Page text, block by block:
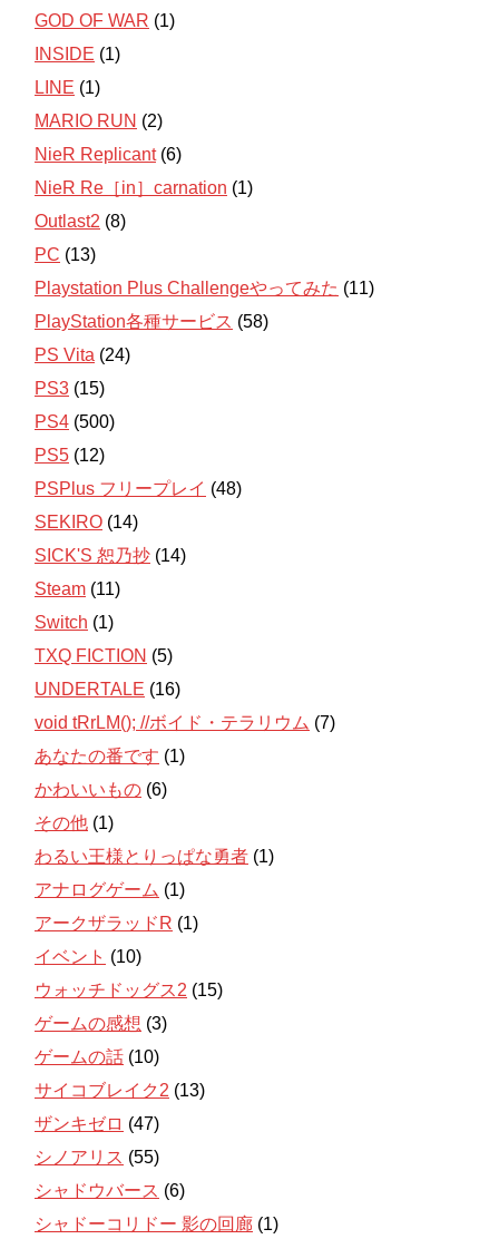
GOD OF WAR (1)
INSIDE (1)
LINE (1)
MARIO RUN (2)
NieR Replicant(6)
NieR Re［in］carnation (1)
Outlast2 (8)
PC (13)
Playstation Plus Challengeやってみた (11)
PlayStation各種サービス (58)
PS Vita (24)
PS3 (15)
PS4 (500)
PS5 (12)
PSPlus フリープレイ (48)
SEKIRO (14)
SICK'S 恕乃抄 (14)
Steam (11)
Switch (1)
TXQ FICTION (5)
UNDERTALE (16)
void tRrLM(); //ボイド・テラリウム (7)
あなたの番です (1)
かわいいもの (6)
その他 (1)
わるい王様とりっぱな勇者 (1)
アナログゲーム (1)
アークザラッドR (1)
イベント (10)
ウォッチドッグス2 (15)
ゲームの感想 (3)
ゲームの話 (10)
サイコブレイク2 (13)
ザンキゼロ (47)
シノアリス (55)
シャドウバース (6)
シャドーコリドー 影の回廊 (1)